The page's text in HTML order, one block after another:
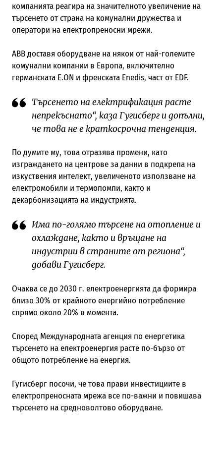
компанията реагира на значителното увеличение на
търсенето от страна на комунални дружества и
оператори на електропреносни мрежи.
ABB доставя оборудване на някои от най-големите
комунални компании в Европа, включително
германската E.ON и френската Enedis, част от EDF.
Търсенето на електрификация расте
непрекъснато“, каза Гугисберг и допълни,
че това не е краткосрочна тенденция.
По думите му, това отразява промени, като
изграждането на центрове за данни в подкрепа на
изкуствения интелект, увеличеното използване на
електромобили и термопомпи, както и
декарбонизацията на индустрията.
Има по-голямо търсене на отопление и
охлаждане, както и връщане на
индустрии в страните от региона“,
добави Гугисберг.
Очаква се до 2030 г. електроенергията да формира
близо 30% от крайното енергийно потребление
спрямо около 20% в момента.
Според Международната агенция по енергетика
търсенето на електроенергия расте по-бързо от
общото потребление на енергия.
Гугисберг посочи, че това прави инвестициите в
електропреносната мрежа все по-важни и повишава
търсенето на средноволтово оборудване.